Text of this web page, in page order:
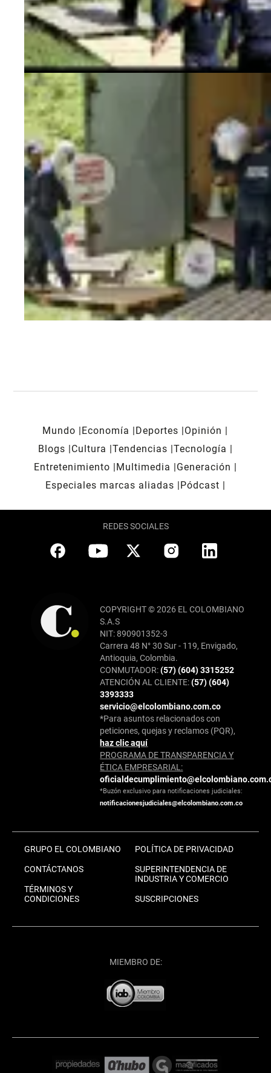
Mundo Economía Deportes
Opinión
Blogs
Cultura Tendencias Tecnología
Entretenimiento
Multimedia
Generación
Especiales marcas aliadas
Pódcast
REDES SOCIALES
COPYRIGHT © 2026 EL COLOMBIANO
S.A.S
NIT: 890901352-3
Carrera 48 N° 30 Sur - 119, Envigado,
Antioquia, Colombia.
CONMUTADOR:(57) (604) 3315252
ATENCIÓN AL CLIENTE:(57) (604)
3393333
servicio@elcolombiano.com.co
*Para asuntos relacionados con
peticiones, quejas y reclamos (PQR),
haz clic aquí
PROGRAMA DE TRANSPARENCIA Y
ÉTICA EMPRESARIAL:
*Buzón exclusivo para notificaciones judiciales:
notificacionesjudiciales@elcolombiano.com.co
GRUPO EL COLOMBIANO
CONTÁCTANOS
TÉRMINOS Y
CONDICIONES
POLÍTICA DE PRIVACIDAD
SUPERINTENDENCIA DE
INDUSTRIA Y COMERCIO
SUSCRIPCIONES
MIEMBRO DE: